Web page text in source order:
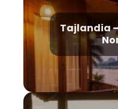
Tajlandia